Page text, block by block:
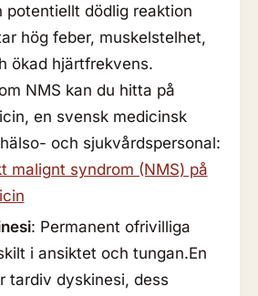
potentiellt dödlig reaktion
hög feber, muskelstelhet,
ökad hjärtfrekvens.
NMS kan du hitta på
en svensk medicinsk
och sjukvårdspersonal:
malignt syndrom (NMS) på
: Permanent ofrivilliga
i ansiktet och tungan.En
tardiv dyskinesi, dess